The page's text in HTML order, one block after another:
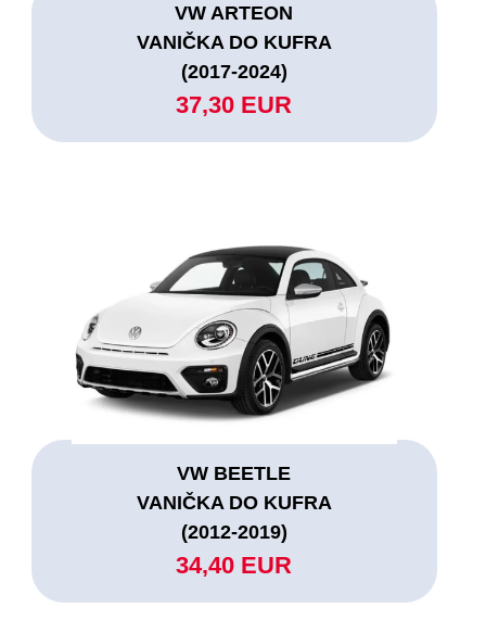
VW ARTEON
VANIČKA DO KUFRA
(2017-2024)
37,30 EUR
VW BEETLE
VANIČKA DO KUFRA
(2012-2019)
34,40 EUR